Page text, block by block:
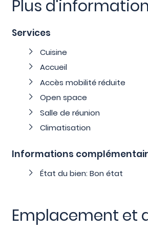
Plus
Services
Cuisine
Accueil
Accès mobilité réduite
Open space
Salle de réunion
Climatisation
Informations
État du bien: Bon état
Emplacement et